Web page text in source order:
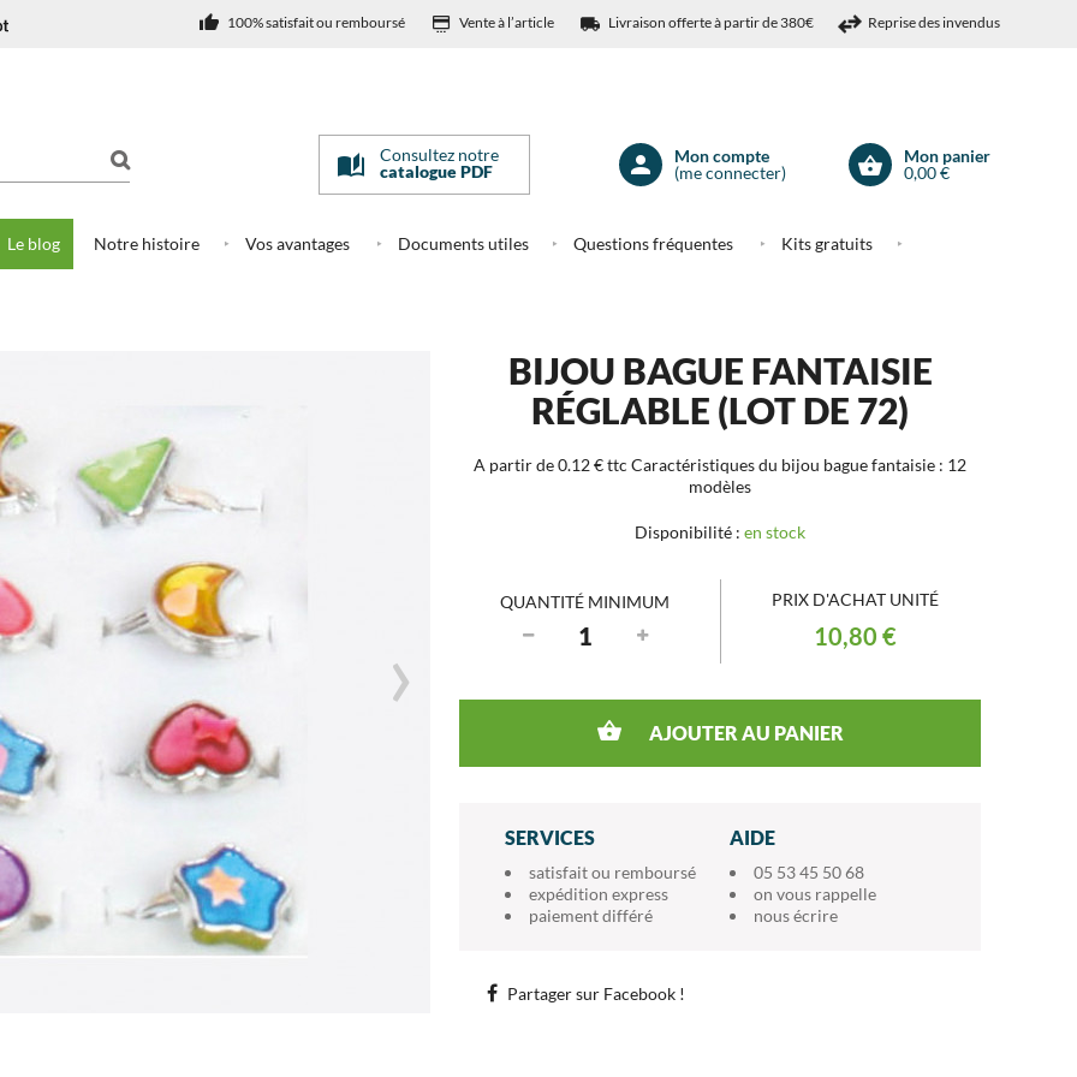
100% satisfait ou remboursé Vente à l’article Livraison offerte à partir de 380€ Reprise des invendus
Mon panier
0,00 €
Mon
Mon compte
(me connecter)
Le blog Notre histoire Vos avantages Documents utiles Questions fréquentes Kits gratuits
Consultez notre
catalogue PDF
›
BIJOU BAGUE FANTAISIE
RÉGLABLE (LOT DE 72)
A partir de 0.12 € ttc Caractéristiques du bijou bague fantaisie : 12
modèles
Disponibilité : en stock
QUANTITÉ MINIMUM PRIX D'ACHAT UNITÉ
10,80 €
AJOUTER AU PANIER
SERVICES
satisfait ou remboursé
expédition express
paiement différé
AIDE
05 53 45 50 68
on vous rappelle
nous écrire
Partager sur Facebook !